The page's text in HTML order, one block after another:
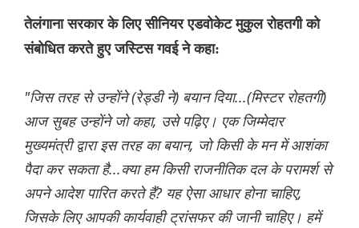
तेलंगाना सरकार के लिए सीनियर एडवोकेट मुकुल रोहतगी को
संबोधित करते हुए जस्टिस गवई ने कहा:
"जिस तरह से उन्होंने (रेड्डी ने) बयान दिया...(मिस्टर रोहतगी)
आज सुबह उन्होंने जो कहा, उसे पढ़िए। एक जिम्मेदार
मुख्यमंत्री द्वारा इस तरह का बयान, जो किसी के मन में आशंका
पैदा कर सकता है...क्या हम किसी राजनीतिक दल के परामर्श से
अपने आदेश पारित करते हैं? यह ऐसा आधार होना चाहिए,
जिसके लिए आपकी कार्यवाही ट्रांसफर की जानी चाहिए। हमें